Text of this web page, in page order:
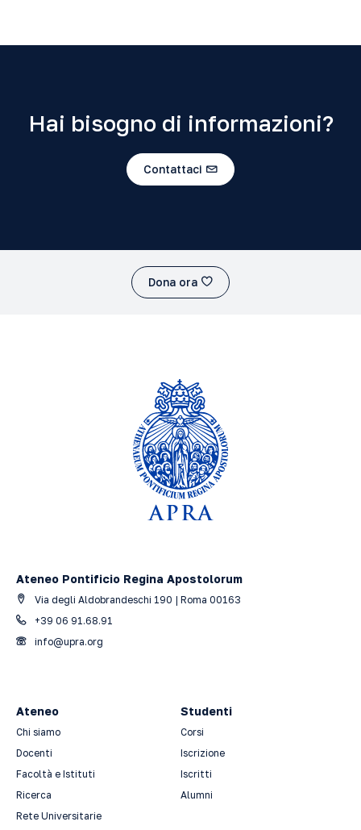
Hai bisogno di informazioni?
Contattaci
Dona ora
Ateneo Pontificio Regina Apostolorum
Via degli Aldobrandeschi 190 | Roma 00163
+39 06 91.68.91
info@upra.org
Ateneo
Chi siamo
Docenti
Facoltà e Istituti
Ricerca
Rete Universitarie
Studenti
Corsi
Iscrizione
Iscritti
Alumni